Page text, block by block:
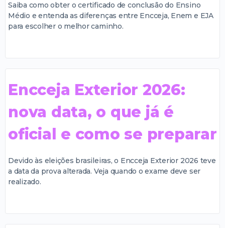
Saiba como obter o certificado de conclusão do Ensino
Médio e entenda as diferenças entre Encceja, Enem e EJA
para escolher o melhor caminho.
Encceja Exterior 2026:
nova data, o que já é
oficial e como se preparar
Devido às eleições brasileiras, o Encceja Exterior 2026 teve
a data da prova alterada. Veja quando o exame deve ser
realizado.